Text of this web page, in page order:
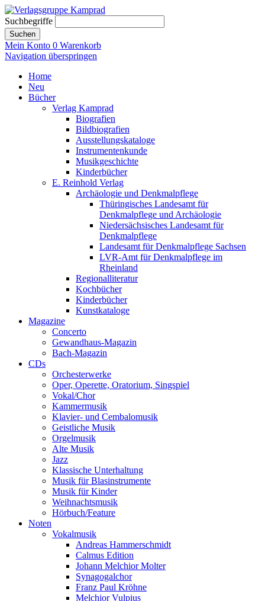
Suchbegriffe
Suchen
Mein Konto 0 Warenkorb
Navigation überspringen
Home
Neu
Bücher
Verlag Kamprad
Biografien
Bildbiografien
Ausstellungskataloge
Instrumentenkunde
Musikgeschichte
Kinderbücher
E. Reinhold Verlag
Archäologie und Denkmalpflege
Thüringisches Landesamt für
Denkmalpflege und Archäologie
Niedersächsisches Landesamt für
Denkmalpflege
Landesamt für Denkmalpflege Sachsen
LVR-Amt für Denkmalpflege im
Rheinland
Regionalliteratur
Kochbücher
Kinderbücher
Kunstkataloge
Magazine
Concerto
Gewandhaus-Magazin
Bach-Magazin
CDs
Orchesterwerke
Oper, Operette, Oratorium, Singspiel
Vokal/Chor
Kammermusik
Klavier- und Cembalomusik
Geistliche Musik
Orgelmusik
Alte Musik
Jazz
Klassische Unterhaltung
Musik für Blasinstrumente
Musik für Kinder
Weihnachtsmusik
Hörbuch/Feature
Noten
Vokalmusik
Andreas Hammerschmidt
Calmus Edition
Johann Melchior Molter
Synagogalchor
Franz Paul Kröhne
Melchior Vulpius